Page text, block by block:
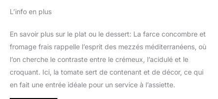
L’info en plus
En savoir plus sur le plat ou le dessert: La farce concombre et
fromage frais rappelle l’esprit des mezzés méditerranéens, où
l’on cherche le contraste entre le crémeux, l’acidulé et le
croquant. Ici, la tomate sert de contenant et de décor, ce qui
en fait une entrée idéale pour un service à l’assiette.